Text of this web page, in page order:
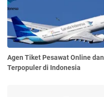
Agen Tiket Pesawat Online dan
Terpopuler di Indonesia